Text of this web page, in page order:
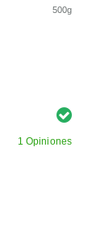
500g
1 Opiniones